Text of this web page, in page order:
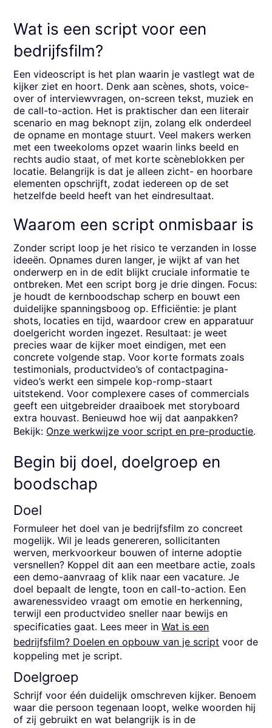
Wat is een script voor een
bedrijfsfilm?
Een videoscript is het plan waarin je vastlegt wat de
kijker ziet en hoort. Denk aan scènes, shots, voice-
over of interviewvragen, on-screen tekst, muziek en
de call-to-action. Het is praktischer dan een literair
scenario en mag beknopt zijn, zolang elk onderdeel
de opname en montage stuurt. Veel makers werken
met een tweekoloms opzet waarin links beeld en
rechts audio staat, of met korte scèneblokken per
locatie. Belangrijk is dat je alleen zicht- en hoorbare
elementen opschrijft, zodat iedereen op de set
hetzelfde beeld heeft van het eindresultaat.
Waarom een script onmisbaar is
Zonder script loop je het risico te verzanden in losse
ideeën. Opnames duren langer, je wijkt af van het
onderwerp en in de edit blijkt cruciale informatie te
ontbreken. Met een script borg je drie dingen. Focus:
je houdt de kernboodschap scherp en bouwt een
duidelijke spanningsboog op. Efficiëntie: je plant
shots, locaties en tijd, waardoor crew en apparatuur
doelgericht worden ingezet. Resultaat: je weet
precies waar de kijker moet eindigen, met een
concrete volgende stap. Voor korte formats zoals
testimonials, productvideo’s of contactpagina-
video’s werkt een simpele kop-romp-staart
uitstekend. Voor complexere cases of commercials
geeft een uitgebreider draaiboek met storyboard
extra houvast. Benieuwd hoe wij dat aanpakken?
Bekijk: Onze werkwijze voor script en pre-productie.
Begin bij doel, doelgroep en
boodschap
Doel
Formuleer het doel van je bedrijfsfilm zo concreet
mogelijk. Wil je leads genereren, sollicitanten
werven, merkvoorkeur bouwen of interne adoptie
versnellen? Koppel dit aan een meetbare actie, zoals
een demo-aanvraag of klik naar een vacature. Je
doel bepaalt de lengte, toon en call-to-action. Een
awarenessvideo vraagt om emotie en herkenning,
terwijl een productvideo sneller naar bewijs en
specificaties gaat. Lees meer inWat is een
bedrijfsfilm? Doelen en opbouw van je script voor de
koppeling met je script.
Doelgroep
Schrijf voor één duidelijk omschreven kijker. Benoem
waar die persoon tegenaan loopt, welke woorden hij
of zij gebruikt en wat belangrijk is in de